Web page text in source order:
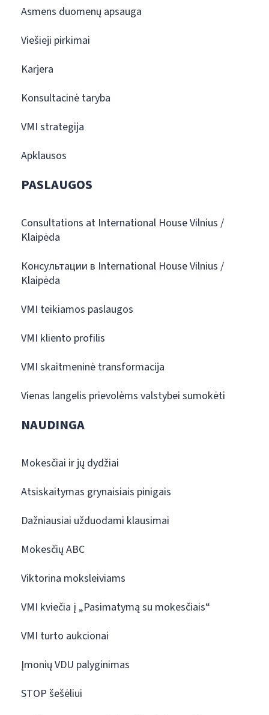
Asmens duomenų apsauga
Viešieji pirkimai
Karjera
Konsultacinė taryba
VMI strategija
Apklausos
PASLAUGOS
Consultations at International House Vilnius /
Klaipėda
Консультации в International House Vilnius /
Klaipėda
VMI teikiamos paslaugos
VMI kliento profilis
VMI skaitmeninė transformacija
Vienas langelis prievolėms valstybei sumokėti
NAUDINGA
Mokesčiai ir jų dydžiai
Atsiskaitymas grynaisiais pinigais
Dažniausiai užduodami klausimai
Mokesčių ABC
Viktorina moksleiviams
VMI kviečia į „Pasimatymą su mokesčiais“
VMI turto aukcionai
Įmonių VDU palyginimas
STOP šešėliui